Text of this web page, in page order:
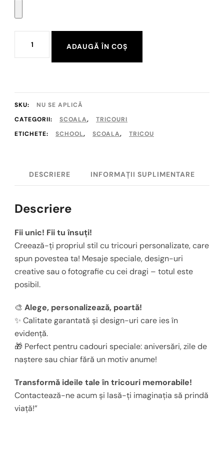
Tricou
first
day
of
ADAUGĂ ÎN COȘ
SKU:
NU SE APLICĂ
CATEGORII:
SCOALA,
TRICOURI
ETICHETE:
SCHOOL, SCOALA, TRICOU
DESCRIERE INFORMAȚII SUPLIMENTARE
Descriere
Fii unic! Fii tu însuți!
Creează-ți propriul stil cu tricouri personalizate, care
spun povestea ta! Mesaje speciale, design-uri
creative sau o fotografie cu cei dragi – totul este
posibil.
🎨 Alege, personalizează, poartă!
✨ Calitate garantată și design-uri care ies în
evidență.
🎁 Perfect pentru cadouri speciale: aniversări, zile de
naștere sau chiar fără un motiv anume!
Transformă ideile tale în tricouri memorabile!
Contactează-ne acum și lasă-ți imaginația să prindă
viață!”